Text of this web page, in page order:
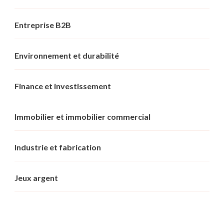
Entreprise B2B
Environnement et durabilité
Finance et investissement
Immobilier et immobilier commercial
Industrie et fabrication
Jeux argent